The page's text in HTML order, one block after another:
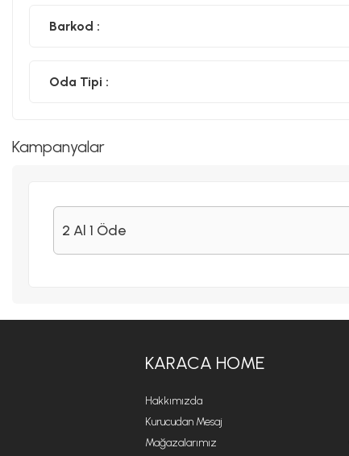
Barkod :
Oda Tipi :
Kampanyalar
2 Al 1 Öde
KARACA HOME
Hakkımızda
Kurucudan Mesaj
Mağazalarımız